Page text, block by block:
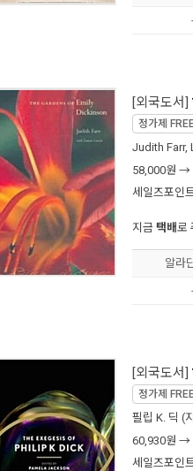
[외국도서]
정가제
Judith Farr,
58,000원 →
세일즈포인
지금 택배로
알라
[외국도서]
정가제
필립 K. 딕 (
60,930원 →
세일즈포인